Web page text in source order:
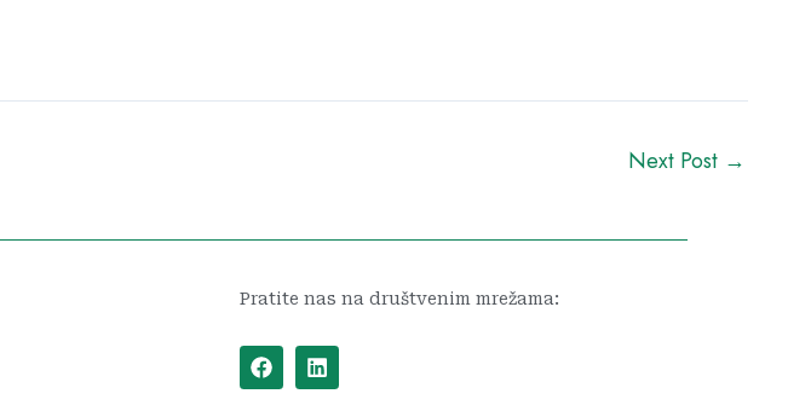
Next Post →
Pratite nas na društvenim mrežama:
F
a
c
L
i
n